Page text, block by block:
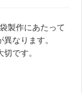
製作にあたって
なります。
です。